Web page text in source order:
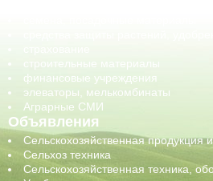
строительные материалы
финансовые учреждения
элеваторы, мелькомбинаты
Аграрные СМИ
Объявления
Сельскохозяйственная продукция
Сельхоз техника
Сельскохозяйственная техника,